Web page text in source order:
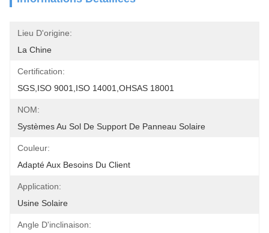
Lieu D'origine:
La Chine
Certification:
SGS,ISO 9001,ISO 14001,OHSAS 18001
NOM:
Systèmes Au Sol De Support De Panneau Solaire
Couleur:
Adapté Aux Besoins Du Client
Application:
Usine Solaire
Angle D'inclinaison: